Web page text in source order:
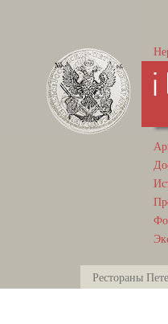
Рестораны